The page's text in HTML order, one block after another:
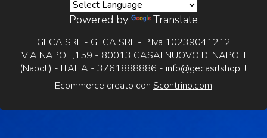
Powered by Translate
GECA SRL - GECA SRL - P.Iva 10239041212
VIA NAPOLI,159 - 80013 CASALNUOVO DI NAPOLI
(Napoli) - ITALIA - 3761888886 - info@gecasrlshop.it
Ecommerce creato con Scontrino.com